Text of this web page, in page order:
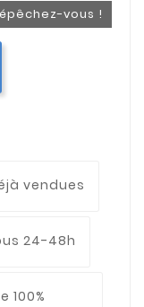
vous !
vendues
24-48h
100%